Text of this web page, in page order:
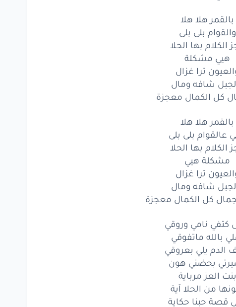
من
هلاهلا
بلى
بهاالحلا
مشكلة
تراغزال
شافهومال
كلالكمال
هلاهلا
بهاالحلا
هيي
تراغزال
شافهومال
بالقمر هلا هلا
والقوام بلى بلى
الكلام بها الحلا
هيي مشكلة
ترا غزال
شافه ومال
كل الكمال معجزة
بالقمر هلا هلا
عالقوام بلى بلى
الكلام بها الحلا
مشكلة هيي
ترا غزال
شافه ومال
كل الكمال معجزة
كتفي نامي وروقي
بالله ماتفوقي
الدم يلي بعروقي
بحضني هون
بنت العز مرباية
من الحلا آية
قصة حبنا حكاية